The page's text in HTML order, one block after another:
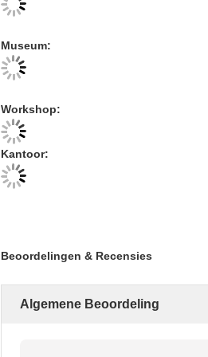
Museum:
Workshop:
Kantoor:
Beoordelingen & Recensies
Algemene Beoordeling